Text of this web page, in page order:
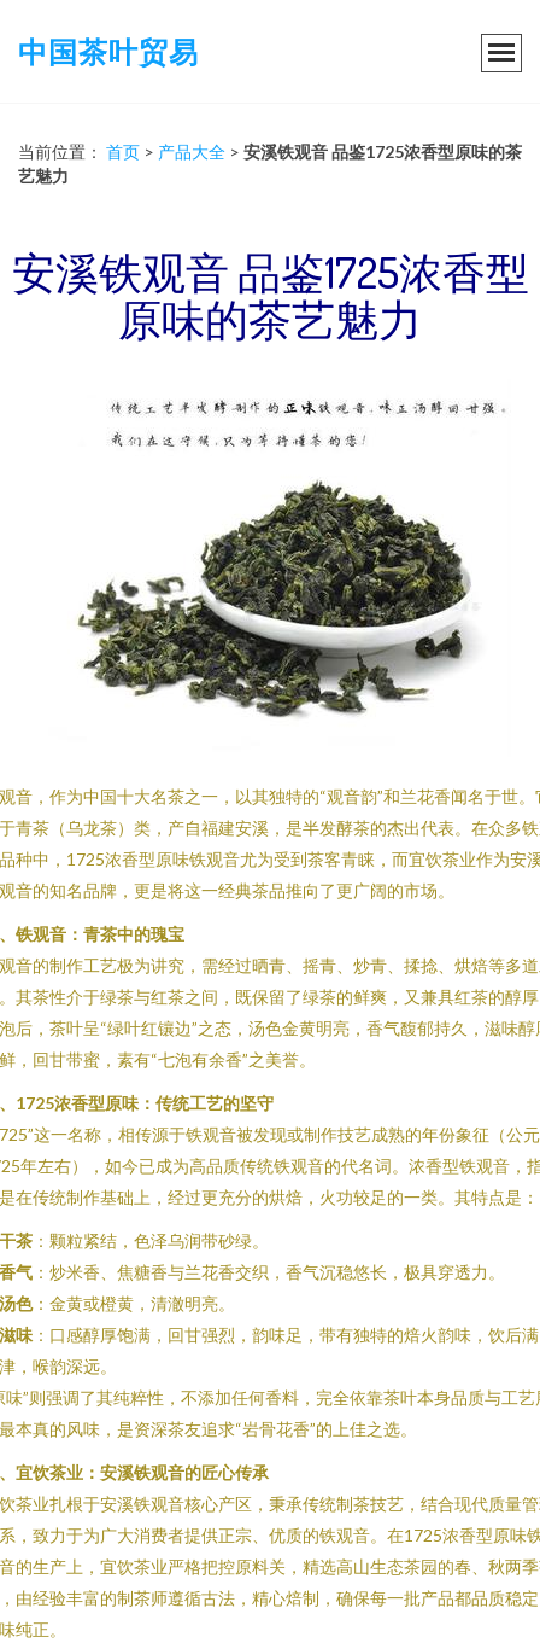
中国茶叶贸易
当前位置： 首页 > 产品大全 > 安溪铁观音 品鉴1725浓香型原味的茶
艺魅力
安溪铁观音 品鉴1725浓香型
原味的茶艺魅力
音，作为中国十大名茶之一，以其独特的“观音韵”和兰花香闻名于世。
青茶（乌龙茶）类，产自福建安溪，是半发酵茶的杰出代表。在众多
种中，1725浓香型原味铁观音尤为受到茶客青睐，而宜饮茶业作为安
音的知名品牌，更是将这一经典茶品推向了更广阔的市场。
铁观音：青茶中的瑰宝
音的制作工艺极为讲究，需经过晒青、摇青、炒青、揉捻、烘焙等多
其茶性介于绿茶与红茶之间，既保留了绿茶的鲜爽，又兼具红茶的醇
后，茶叶呈“绿叶红镶边”之态，汤色金黄明亮，香气馥郁持久，滋味醇
，回甘带蜜，素有“七泡有余香”之美誉。
1725浓香型原味：传统工艺的坚守
这一名称，相传源于铁观音被发现或制作技艺成熟的年份象征（公元
年左右），如今已成为高品质传统铁观音的代名词。浓香型铁观音，
在传统制作基础上，经过更充分的烘焙，火功较足的一类。其特点是：
干茶 ：颗粒紧结，色泽乌润带砂绿。
香气 ：炒米香、焦糖香与兰花香交织，香气沉稳悠长，极具穿透力。
汤色：金黄或橙黄，清澈明亮。
滋味 ：口感醇厚饱满，回甘强烈，韵味足，带有独特的焙火韵味，饮后
，喉韵深远。
味”则强调了其纯粹性，不添加任何香料，完全依靠茶叶本身品质与工艺
本真的风味，是资深茶友追求“岩骨花香”的上佳之选。
宜饮茶业：安溪铁观音的匠心传承
茶业扎根于安溪铁观音核心产区，秉承传统制茶技艺，结合现代质量
，致力于为广大消费者提供正宗、优质的铁观音。在1725浓香型原味
的生产上，宜饮茶业严格把控原料关，精选高山生态茶园的春、秋两
由经验丰富的制茶师遵循古法，精心焙制，确保每一批产品都品质稳
纯正。